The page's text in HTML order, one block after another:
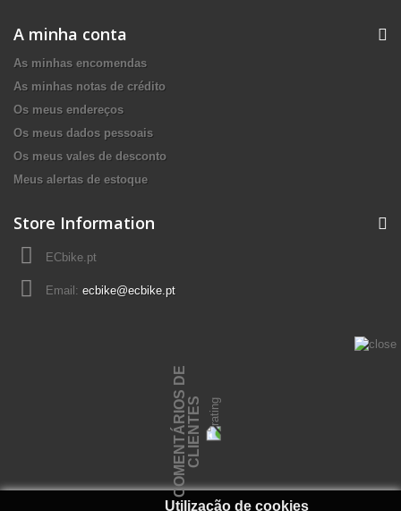
A minha conta
As minhas encomendas
As minhas notas de crédito
Os meus endereços
Os meus dados pessoais
Os meus vales de desconto
Meus alertas de estoque
Store Information
ECbike.pt
Email: ecbike@ecbike.pt
Utilização de cookies
C
O
M
E
N
T
Á
R
I
O
S
D
E
C
L
I
E
N
T
ES